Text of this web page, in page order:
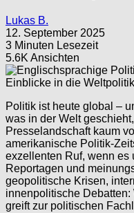
Lukas B.
12. September 2025
3 Minuten Lesezeit
5.6K Ansichten
Politik ist heute global –
was in der Welt
Presselandschaft kaum
amerikanische Politik-
exzellenten Ruf, wenn es
Reportagen und
geopolitische Krisen,
innenpolitische
greift zur politischen